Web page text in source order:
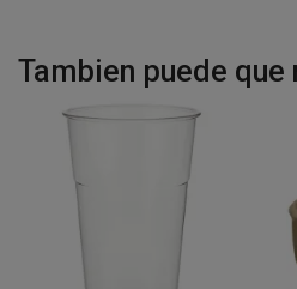
Tambien puede que